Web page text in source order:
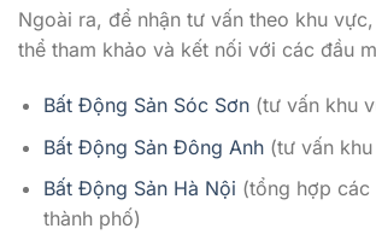
Ngoài ra, để nhận tư vấn theo khu
thể tham khảo và kết nối với các đầu
Bất Động Sản Sóc Sơn(tư vấn khu
Bất Động Sản Đông Anh(tư vấn khu
Bất Động Sản Hà Nội (tổng hợp
thành phố)